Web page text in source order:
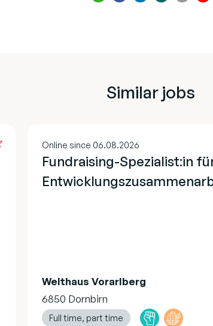
Similar jobs
Online since 06.08.2026
Fundraising-Spezialist:in
Welthaus Vorarlberg
6850 Dornbirn
Full time, part time